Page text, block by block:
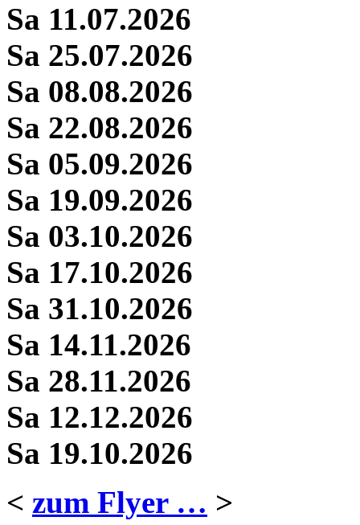
Sa 11.07.2026
Sa 25.07.2026
Sa 08.08.2026
Sa 22.08.2026
Sa 05.09.2026
Sa 19.09.2026
Sa 03.10.2026
Sa 17.10.2026
Sa 31.10.2026
Sa 14.11.2026
Sa 28.11.2026
Sa 12.12.2026
Sa 19.10.2026
< zum Flyer … >